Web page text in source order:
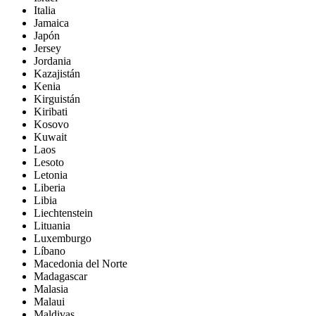
Italia
Jamaica
Japón
Jersey
Jordania
Kazajistán
Kenia
Kirguistán
Kiribati
Kosovo
Kuwait
Laos
Lesoto
Letonia
Liberia
Libia
Liechtenstein
Lituania
Luxemburgo
Líbano
Macedonia del Norte
Madagascar
Malasia
Malaui